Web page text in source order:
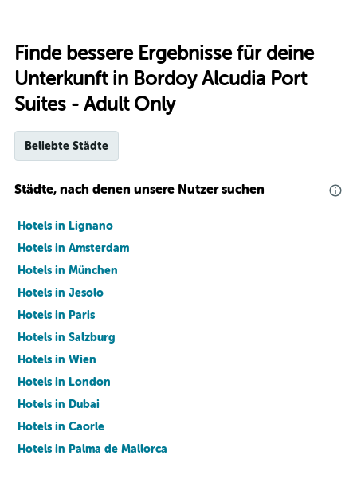
Finde bessere Ergebnisse für deine
Unterkunft in Bordoy Alcudia Port
Suites - Adult Only
Beliebte Städte
Städte, nach denen unsere Nutzer suchen
Hotels in Lignano
Hotels in Amsterdam
Hotels in München
Hotels in Jesolo
Hotels in Paris
Hotels in Salzburg
Hotels in Wien
Hotels in London
Hotels in Dubai
Hotels in Caorle
Hotels in Palma de Mallorca